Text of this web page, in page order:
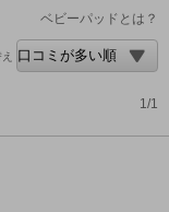
ベビーパッドとは？
1/1